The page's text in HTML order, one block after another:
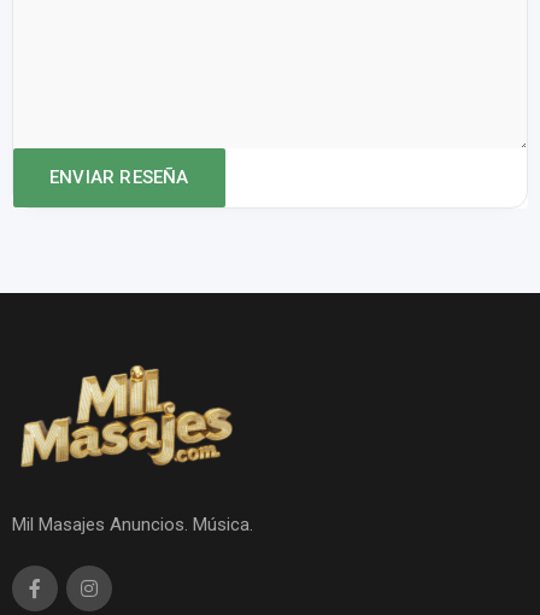
Mil Masajes Anuncios. Música.